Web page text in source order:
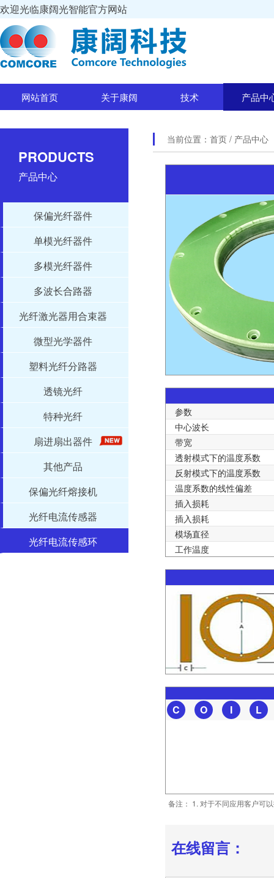
欢迎光临康阔光智能官方网站
网站首页 关于康阔 技术 产品中
PRODUCTS
产品中心
保偏光纤器件
单模光纤器件
多模光纤器件
多波长合路器
光纤激光器用合束器
微型光学器件
塑料光纤分路器
透镜光纤
特种光纤
扇进扇出器件
其他产品
保偏光纤熔接机
光纤电流传感器
光纤电流传感环
当前位置： 首页 / 产品中心
参数
中心波长
带宽
透射模式下的温度系数
反射模式下的温度系数
温度系数的线性偏差
插入损耗
插入损耗
模场直径
工作温度
C O I L
备注： 1. 对于不同应用客户可